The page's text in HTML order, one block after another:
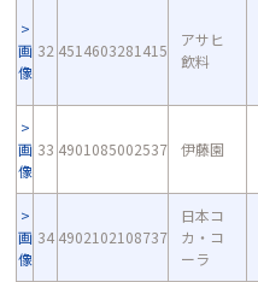
画
像
32 4514603281415
アサヒ
飲料
画
像
33 4901085002537 伊藤園
画
像
34 4902102108737
日本コ
カ・コ
ーラ